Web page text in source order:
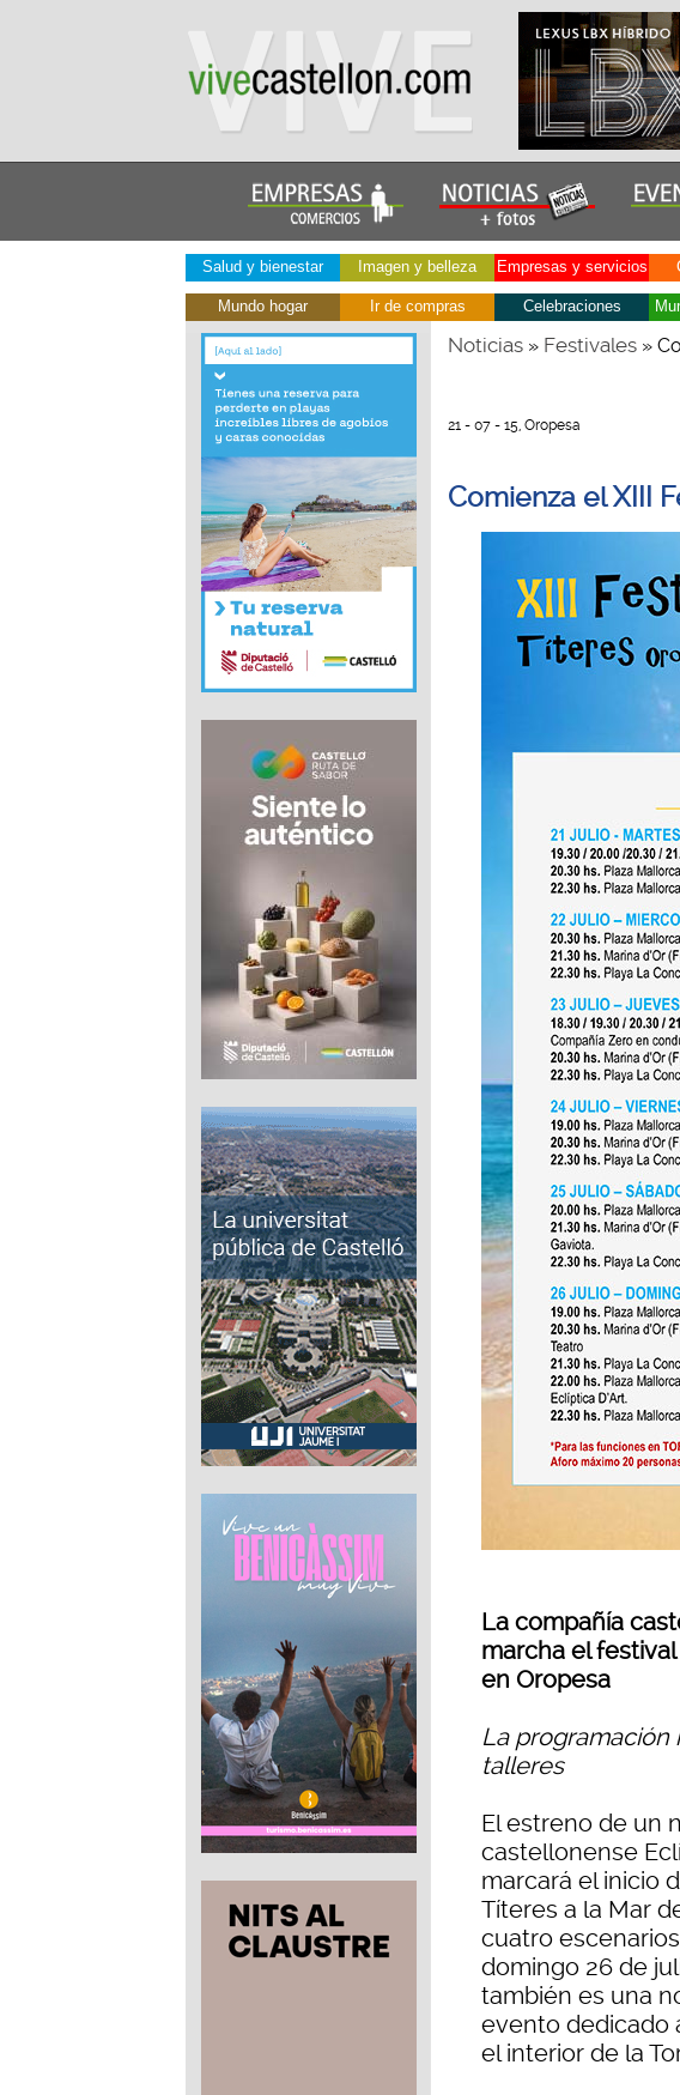
Salud y bienestar Imagen y belleza Empresas y servicios
Mundo hogar Ir de compras Celebraciones
Noticias» Festivales»
21 - 07 - 15, Oropesa
Comienza el XIII
La compañía
marcha el
en Oropesa
La programación
talleres
El estreno de un
castellonense
marcará el inicio
Títeres a la Mar
cuatro
domingo 26 de
también es una
evento dedicado
el interior de la